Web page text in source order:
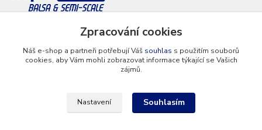
+420 777 286 674
info@hvp-modell.cz
Zpracování cookies
Náš e-shop a partneři potřebují Váš souhlas s použitím souborů
cookies, aby Vám mohli zobrazovat informace týkající se Vašich
zájmů.
Nastavení Souhlasím